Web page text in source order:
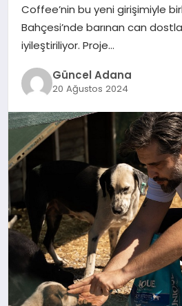
Coffee’nin bu yeni girişimiyle
Bahçesi’nde barınan can
iyileştiriliyor. Proje…
Güncel Adana
20 Ağustos 2024